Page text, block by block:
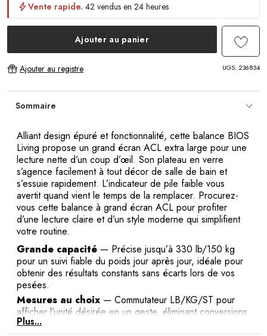
Vente rapide. 42 vendus en 24 heures
Ajouter au panier
Ajouter au registre UGS: 236834
Sommaire
Alliant design épuré et fonctionnalité, cette balance BIOS
Living propose un grand écran ACL extra large pour une
lecture nette d’un coup d’œil. Son plateau en verre
s’agence facilement à tout décor de salle de bain et
s’essuie rapidement. L’indicateur de pile faible vous
avertit quand vient le temps de la remplacer. Procurez-
vous cette balance à grand écran ACL pour profiter
d’une lecture claire et d’un style moderne qui simplifient
votre routine.
Grande capacité — Précise jusqu’à 330 lb/150 kg
pour un suivi fiable du poids jour après jour, idéale pour
obtenir des résultats constants sans écarts lors de vos
pesées.
Mesures au choix — Commutateur LB/KG/ST pour
afficher l’unité désirée en un geste, éliminant conversions
et erreurs de calcul lorsque vous consignez vos données
Plus...